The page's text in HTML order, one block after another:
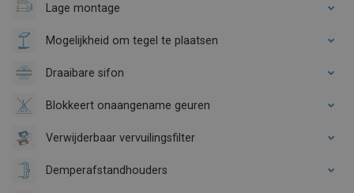
Lage montage
Mogelijkheid om tegel te plaatsen
Draaibare sifon
Blokkeert onaangename geuren
Verwijderbaar vervuilingsfilter
Demperafstandhouders